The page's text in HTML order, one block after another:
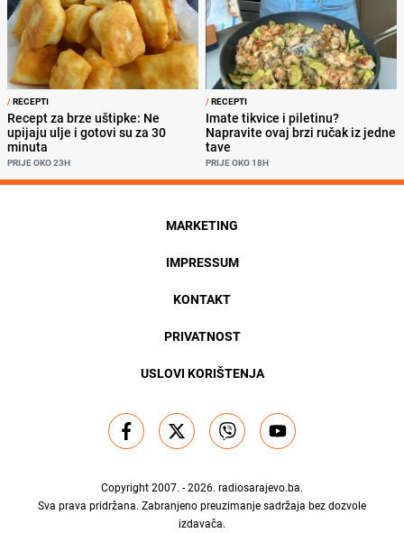
/RECEPTI
Recept za brze uštipke: Ne
upijaju ulje i gotovi su za 30
minuta
PRIJE OKO 23H
/RECEPTI
Imate tikvice i piletinu?
Napravite ovaj brzi ručak iz jedne
tave
PRIJE OKO 18H
MARKETING
IMPRESSUM
KONTAKT
PRIVATNOST
USLOVI KORIŠTENJA
Copyright 2007. - 2026. radiosarajevo.ba.
Sva prava pridržana. Zabranjeno preuzimanje sadržaja bez dozvole
izdavača.